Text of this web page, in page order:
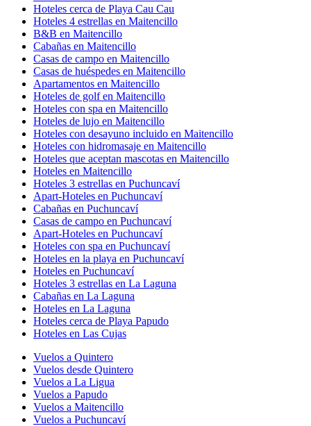
Hoteles cerca de Playa Cau Cau
Hoteles 4 estrellas en Maitencillo
B&B en Maitencillo
Cabañas en Maitencillo
Casas de campo en Maitencillo
Casas de huéspedes en Maitencillo
Apartamentos en Maitencillo
Hoteles de golf en Maitencillo
Hoteles con spa en Maitencillo
Hoteles de lujo en Maitencillo
Hoteles con desayuno incluido en Maitencillo
Hoteles con hidromasaje en Maitencillo
Hoteles que aceptan mascotas en Maitencillo
Hoteles en Maitencillo
Hoteles 3 estrellas en Puchuncaví
Apart-Hoteles en Puchuncaví
Cabañas en Puchuncaví
Casas de campo en Puchuncaví
Apart-Hoteles en Puchuncaví
Hoteles con spa en Puchuncaví
Hoteles en la playa en Puchuncaví
Hoteles en Puchuncaví
Hoteles 3 estrellas en La Laguna
Cabañas en La Laguna
Hoteles en La Laguna
Hoteles cerca de Playa Papudo
Hoteles en Las Cujas
Vuelos a Quintero
Vuelos desde Quintero
Vuelos a La Ligua
Vuelos a Papudo
Vuelos a Maitencillo
Vuelos a Puchuncaví